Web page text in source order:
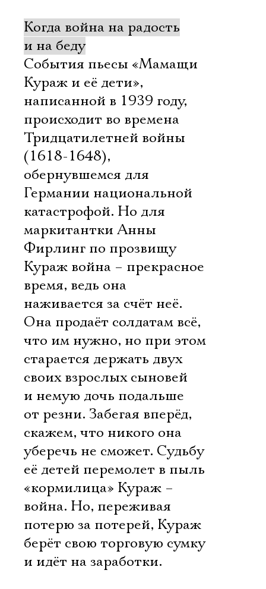
Когда война на радость
и на беду
События пьесы «Мамащи
Кураж и её дети»,
написанной в 1939 году,
происходит во времена
Тридцатилетней войны
(1618-1648),
обернувшемся для
Германии национальной
катастрофой. Но для
маркитантки Анны
Фирлинг по прозвищу
Кураж война – прекрасное
время, ведь она
наживается за счёт неё.
Она продаёт солдатам всё,
что им нужно, но при этом
старается держать двух
своих взрослых сыновей
и немую дочь подальше
от резни. Забегая вперёд,
скажем, что никого она
уберечь не сможет. Судьбу
её детей перемолет в пыль
«кормилица» Кураж –
война. Но, переживая
потерю за потерей, Кураж
берёт свою торговую сумку
и идёт на заработки.